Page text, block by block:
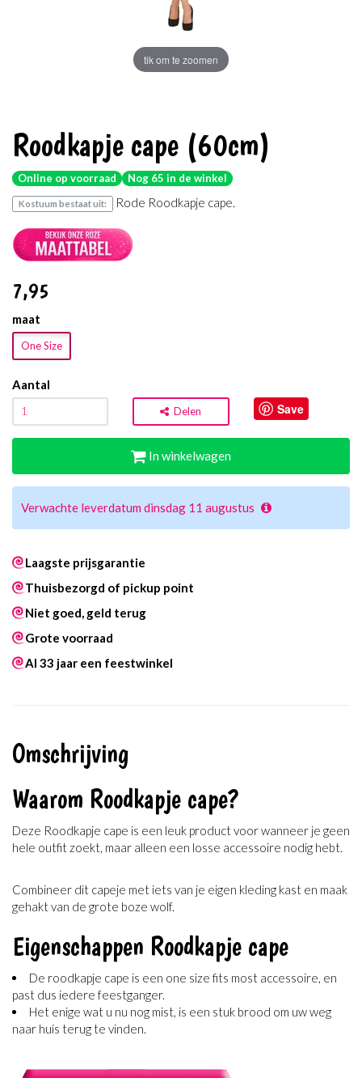
tik om te zoomen
Roodkapje cape (60cm)
Online op voorraad Nog 65 in de winkel
Kostuum bestaat uit: Rode Roodkapje cape.
7,95
maat
One Size
Aantal
Delen Save
In winkelwagen
Verwachte leverdatum dinsdag 11 augustus
Laagste prijsgarantie
Thuisbezorgd of pickup point
Niet goed, geld terug
Grote voorraad
Al 33 jaar een feestwinkel
Omschrijving
Waarom Roodkapje cape?
Deze Roodkapje cape is een leuk product voor wanneer je geen
hele outfit zoekt, maar alleen een losse accessoire nodig hebt.
Combineer dit capeje met iets van je eigen kleding kast en maak
gehakt van de grote boze wolf.
Eigenschappen Roodkapje cape
De roodkapje cape is een one size fits most accessoire, en
past dus iedere feestganger.
Het enige wat u nu nog mist, is een stuk brood om uw weg
naar huis terug te vinden.